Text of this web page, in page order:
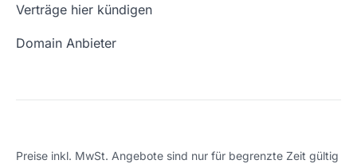
Email Adresse erstellen
Verträge hier kündigen
Domain Anbieter
Preise inkl. MwSt. Angebote sind nur für begrenzte Zeit gültig